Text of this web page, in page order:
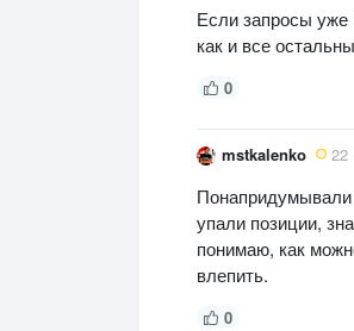
Если запросы уже
как и все
0
mstkalenko 22
Понапридумывали
упали позиции,
понимаю, как
влепить.
0